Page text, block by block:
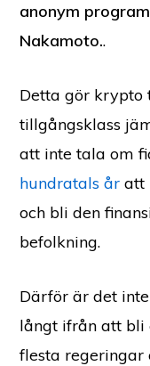
anonym
Nakamoto..
Detta gör krypto
tillgångsklass
att inte tala om
hundratals år att
och bli den
befolkning.
Därför är det
långt ifrån att bli
flesta regeringar